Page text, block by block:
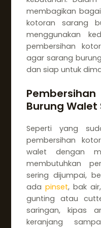
membagikan
kotoran sarang
menggunakan
pembersihan
agar sarang
dan siap untuk
Burung Walet
Seperti yang
pembersihan
walet dengan
membutuhkan
sering dijumpai,
ada pinset, bak
gunting atau
saringan, kipas
keranjang